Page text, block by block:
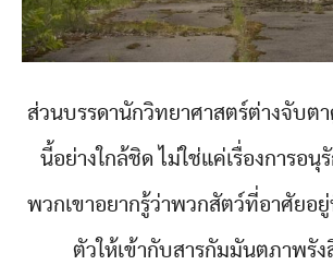
ส่วนบรรดานักวิทยาศาสตร์ต่างจับต
นี้อย่างใกล้ชิด ไม่ใช่แค่เรื่องการอ
พวกเขาอยากรู้ว่าพวกสัตว์ที่อาศัยอ
ตัวให้เข้ากับสารกัมมันตภาพรัง